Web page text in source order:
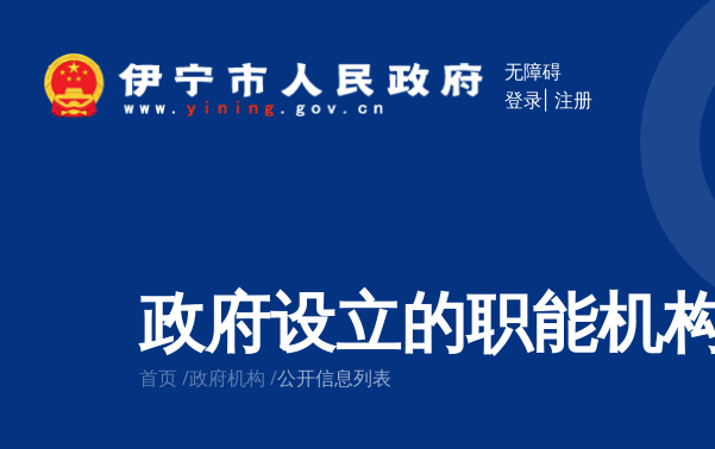
无障碍
登录 |注册
政府设立的职能机
首页 /政府机构 /公开信息列表